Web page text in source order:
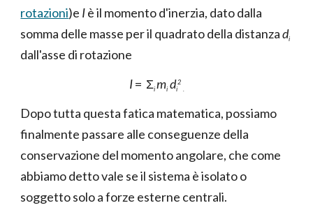
rotazioni)e Iè il momento d'inerzia, dato dalla
somma delle masse per il quadrato della distanzadi
dall'asse di rotazione
I= Σimidi
2
Dopo tutta questa fatica matematica, possiamo
finalmente passare alle conseguenze della
conservazione del momento angolare, che come
abbiamo detto vale se il sistema è isolato o
soggetto solo a forze esterne centrali.